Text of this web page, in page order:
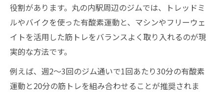
役割があります。丸の内駅周辺のジムでは、トレッドミ
ルやバイクを使った有酸素運動と、マシンやフリーウェ
イトを活用した筋トレをバランスよく取り入れるのが現
実的な方法です。
例えば、週2～3回のジム通いで1回あたり30分の有酸素
運動と20分の筋トレを組み合わせることが推奨されま